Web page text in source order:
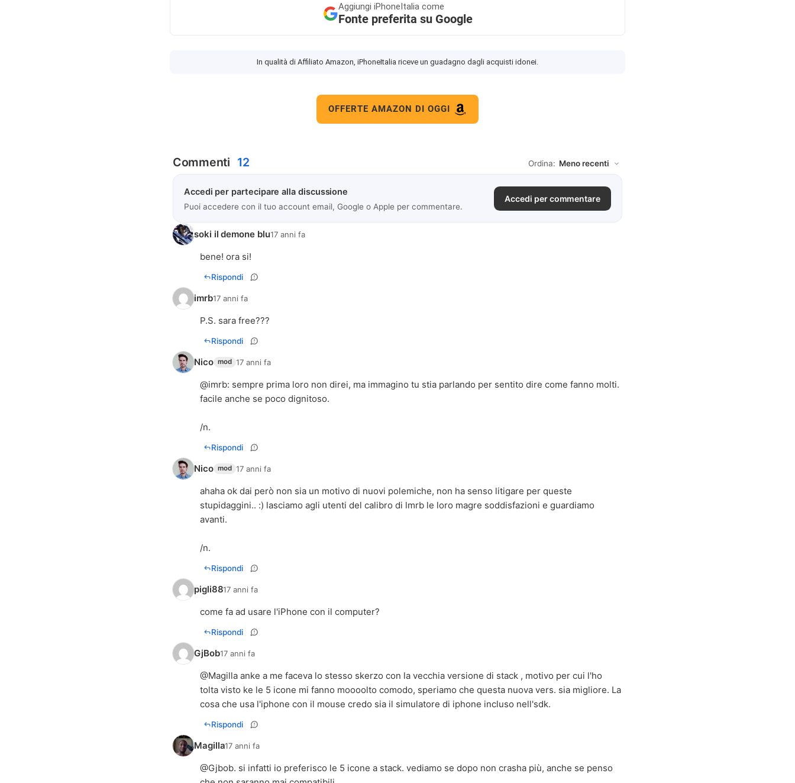
Aggiungi iPhoneItalia come
Fonte preferita su Google
In qualità di Affiliato Amazon, iPhoneItalia riceve un guadagno dagli acquisti idonei.
OFFERTE AMAZON DI OGGI
Commenti 12 Ordina:
Accedi per partecipare alla discussione
Puoi accedere con il tuo account email, Google o Apple per commentare.
Accedi per commentare
soki il demone blu17 anni fa
bene! ora si!
Rispondi
imrb17 anni fa
P.S. sara free???
Rispondi
Nico mod 17 anni fa
@imrb: sempre prima loro non direi, ma immagino tu stia parlando per sentito dire come fanno molti.
facile anche se poco dignitoso.
/n.
Rispondi
Nico mod 17 anni fa
ahaha ok dai però non sia un motivo di nuovi polemiche, non ha senso litigare per queste
stupidaggini.. :) lasciamo agli utenti del calibro di lmrb le loro magre soddisfazioni e guardiamo
avanti.
/n.
Rispondi
pigli8817 anni fa
come fa ad usare l'iPhone con il computer?
Rispondi
GjBob17 anni fa
@Magilla anke a me faceva lo stesso skerzo con la vecchia versione di stack , motivo per cui l'ho
tolta visto ke le 5 icone mi fanno moooolto comodo, speriamo che questa nuova vers. sia migliore. La
cosa che usa l'iphone con il mouse credo sia il simulatore di iphone incluso nell'sdk.
Rispondi
Magilla17 anni fa
@Gjbob. si infatti io preferisco le 5 icone a stack. vediamo se dopo non crasha più, anche se penso